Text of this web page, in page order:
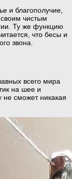
и благополучие,
чистым
Ту же функцию
что бесы и
звона.
всего мира
на шее и
не сможет никакая